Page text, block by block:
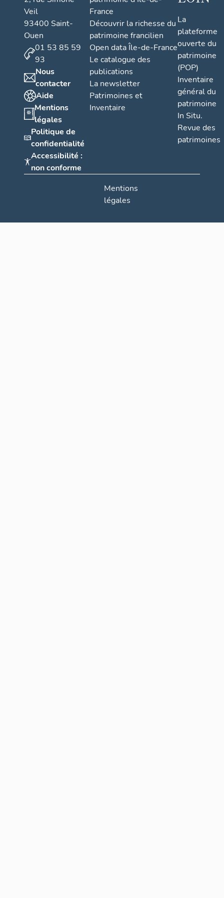
Veil
93400 Saint-
Ouen
01 53 85 59
93
Nous
contacter
Aide
Mentions
légales
Politique de
confidentialité
Accessibilité :
non conforme
France
Découvrir la richesse du
patrimoine francilien
Open data Île-de-France
Le catalogue des
publications
La newsletter
Patrimoines et
Inventaire
La
plateforme
ouverte du
patrimoine
(POP)
Inventaire
général du
patrimoine
In Situ.
Revue des
patrimoines
Mentions
légales